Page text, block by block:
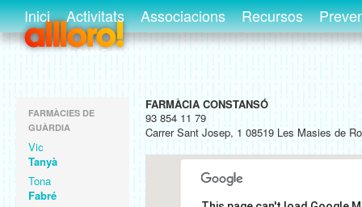
Inici Activitats Associacions Recursos
FARMÀCIES DE
GUÀRDIA
Vic
Tanyà
Tona
Fabré
FARMÀCIA CONSTANSÓ
93 854 11 79
Carrer Sant Josep, 1 08519 Les Masies de